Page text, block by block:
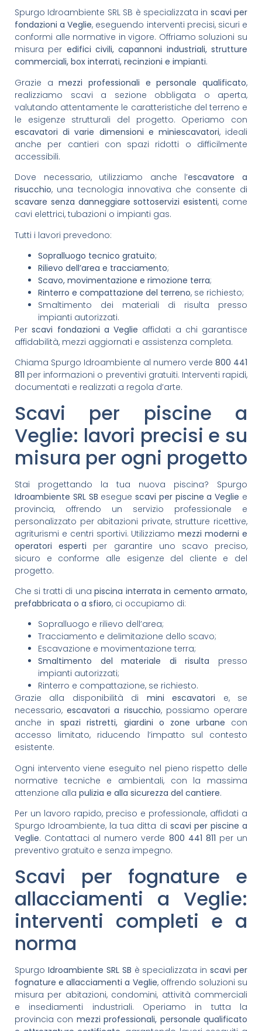
Spurgo Idroambiente SRL SB è specializzata in scavi per
fondazioni a Veglie, eseguendo interventi precisi, sicuri e
conformi alle normative in vigore. Offriamo soluzioni su
misura per edifici civili, capannoni industriali, strutture
commerciali, box interrati, recinzioni e impianti.
Grazie amezzi professionali e personale qualificato,
realizziamo scavi a sezione obbligata o aperta,
valutando attentamente le caratteristiche del terreno e
le esigenze strutturali del progetto. Operiamo con
escavatori di varie dimensioni e miniescavatori, ideali
anche per cantieri con spazi ridotti o difficilmente
accessibili.
Dove necessario, utilizziamo anche l’escavatore a
risucchio, una tecnologia innovativa che consente di
scavare senza danneggiare sottoservizi esistenti, come
cavi elettrici, tubazioni o impianti gas.
Tutti i lavori prevedono:
Sopralluogo tecnico gratuito;
Rilievo dell’area e tracciamento;
Scavo, movimentazione e rimozione terra;
Rinterro e compattazione del terreno, se richiesto;
Smaltimento dei materiali di risulta presso
impianti autorizzati.
Perscavi fondazioni a Veglie affidati a chi garantisce
affidabilità, mezzi aggiornati e assistenza completa.
Chiama Spurgo Idroambiente al numero verde 800 441
811 per informazioni o preventivi gratuiti. Interventi rapidi,
documentati e realizzati a regola d’arte.
Scavi per piscine a
Veglie: lavori precisi e su
misura per ogni progetto
Stai progettando la tua nuova piscina? Spurgo
Idroambiente SRL SB eseguescavi per piscine a Veglie e
provincia, offrendo un servizio professionale e
personalizzato per abitazioni private, strutture ricettive,
agriturismi e centri sportivi. Utilizziamomezzi moderni e
operatori esperti per garantire uno scavo preciso,
sicuro e conforme alle esigenze del cliente e del
progetto.
Che si tratti di unapiscina interrata in cemento armato,
prefabbricata o a sfioro, ci occupiamo di:
Sopralluogo e rilievo dell’area;
Tracciamento e delimitazione dello scavo;
Escavazione e movimentazione terra;
Smaltimento del materiale di risulta presso
impianti autorizzati;
Rinterro e compattazione, se richiesto.
Grazie alla disponibilità di mini escavatori e, se
necessario,escavatori a risucchio, possiamo operare
anche inspazi ristretti, giardini o zone urbane con
accesso limitato, riducendo l’impatto sul contesto
esistente.
Ogni intervento viene eseguito nel pieno rispetto delle
normative tecniche e ambientali, con la massima
attenzione alla pulizia e alla sicurezza del cantiere.
Per un lavoro rapido, preciso e professionale, affidati a
Spurgo Idroambiente, la tua ditta di scavi per piscine a
Veglie. Contattaci al numero verde 800 441 811 per un
preventivo gratuito e senza impegno.
Scavi per fognature e
allacciamenti a Veglie:
interventi completi e a
norma
Spurgo Idroambiente SRL SB è specializzata inscavi per
fognature e allacciamenti a Veglie, offrendo soluzioni su
misura per abitazioni, condomini, attività commerciali
e insediamenti industriali. Operiamo in tutta la
provincia con mezzi professionali, personale qualificato